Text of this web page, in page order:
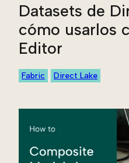
Datasets de
cómo usarlos
Editor
Fabric Direct Lake